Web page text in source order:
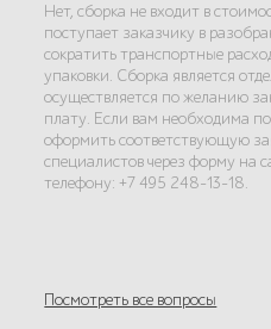
Нет, сборка не входит в
поступает заказчику в
сократить транспортные
упаковки. Сборка является
осуществляется по желанию
плату. Если вам необходима
оформить соответствующую
специалистов через форму на
телефону: +7 495 248-13-18.
Посмотреть все вопросы